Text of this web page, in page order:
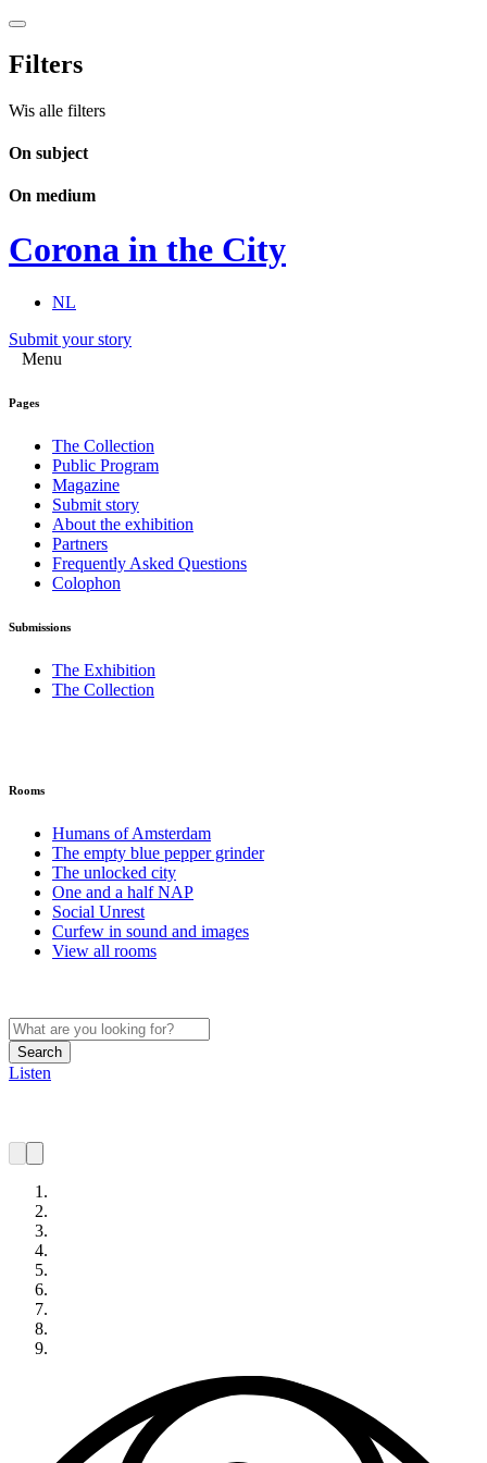
Filters
Wis alle filters
On subject
On medium
Corona in the City
NL
Submit your story
Menu
Pages
The Collection
Public Program
Magazine
Submit story
About the exhibition
Partners
Frequently Asked Questions
Colophon
Submissions
The Exhibition
The Collection
Rooms
Humans of Amsterdam
The empty blue pepper grinder
The unlocked city
One and a half NAP
Social Unrest
Curfew in sound and images
View all rooms
Search
Listen